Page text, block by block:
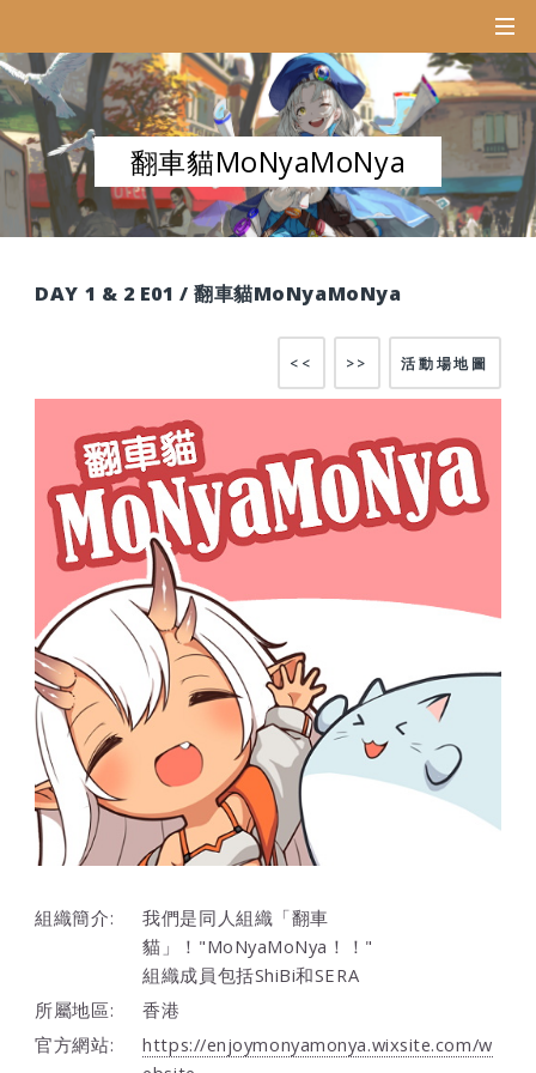
翻車貓MoNyaMoNya
DAY 1 & 2 E01 / 翻車貓MoNyaMoNya
活動場地圖
>>
<<
組織簡介:
我們是同人組織「翻車
貓」！"MoNyaMoNya！！"
組織成員包括ShiBi和SERA
所屬地區:
香港
官方網站:
https://enjoymonyamonya.wixsite.com/w